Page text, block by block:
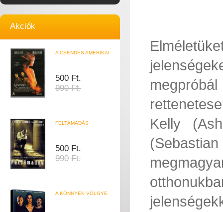
Akciók
A CSENDES AMERIKAI
500 Ft.
990 Ft.
FELTÁMADÁS
500 Ft.
990 Ft.
A KÖNNYEK VÖLGYE
Kelly